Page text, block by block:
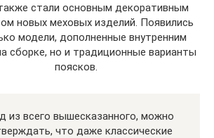
стали основным декоративным
новых меховых изделий. Появились
модели, дополненные внутренним
сборке, но и традиционные варианты
поясков.
из всего вышесказанного, можно
что даже классические